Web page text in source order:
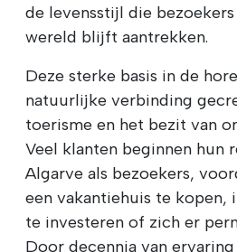
de levensstijl die
wereld blijft aantrekken.
Deze sterke basis in de
natuurlijke verbinding
toerisme en het bezit van
Veel klanten beginnen hun
Algarve als bezoekers,
een vakantiehuis te kopen,
te investeren of zich er
Door decennia van